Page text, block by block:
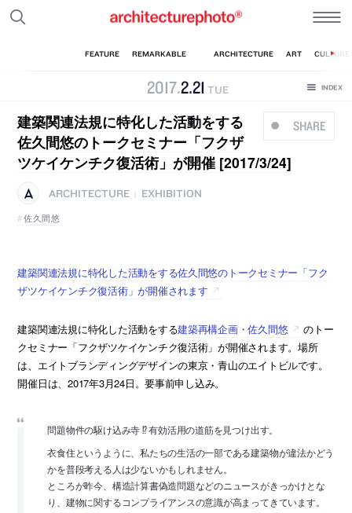
2017.2.21 TUE
SHARE
建築関連法規に特化した活動をする
佐久間悠のトークセミナー「フクザ
ツケイケンチク復活術」が開催 [2017/3/24]
ARCHITECTURE
EXHIBITION
佐久間悠
建築関連法規に特化した活動をする佐久間悠のトークセミナー「フク
ザツケイケンチク復活術」が開催されます
建築関連法規に特化した活動をする建築再構企画・佐久間悠
のトー
クセミナー「フクザツケイケンチク復活術」が開催されます。場所
は、エイトブランディングデザインの東京・青山のエイトビルです。
開催日は、2017年3月24日。要事前申し込み。
問題物件の駆け込み寺 ⁉︎ 有効活用の道筋を見つけ出す。
衣食住というように、私たちの生活の一部である建築物が違法かどう
かを普段考える人は少ないかもしれません。
ところが昨今、構造計算書偽造問題などのニュースがきっかけとな
り、建物に関するコンプライアンスの意識が高まってきています。